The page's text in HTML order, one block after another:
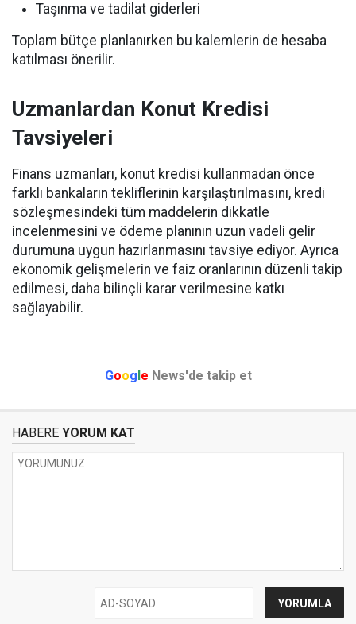
Taşınma ve tadilat giderleri
Toplam bütçe planlanırken bu kalemlerin de hesaba
katılması önerilir.
Uzmanlardan Konut Kredisi
Tavsiyeleri
Finans uzmanları, konut kredisi kullanmadan önce
farklı bankaların tekliflerinin karşılaştırılmasını, kredi
sözleşmesindeki tüm maddelerin dikkatle
incelenmesini ve ödeme planının uzun vadeli gelir
durumuna uygun hazırlanmasını tavsiye ediyor. Ayrıca
ekonomik gelişmelerin ve faiz oranlarının düzenli takip
edilmesi, daha bilinçli karar verilmesine katkı
sağlayabilir.
Google News'de takip et
HABERE YORUM KAT